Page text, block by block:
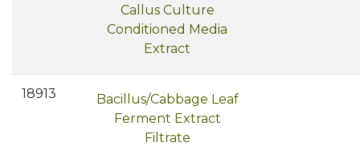
Callus Culture
Conditioned Media
Extract
18913
Bacillus/Cabbage Leaf
Ferment Extract
Filtrate